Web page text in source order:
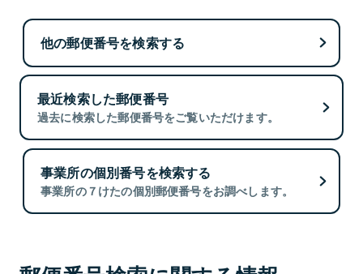
他の郵便番号を検索する
最近検索した郵便番号
過去に検索した郵便番号をご覧いただけます。
事業所の個別番号を検索する
事業所の７けたの個別郵便番号をお調べします。